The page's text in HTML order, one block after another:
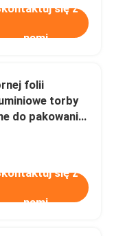
się z
nami
folii
torby
do pakowania
się z
nami